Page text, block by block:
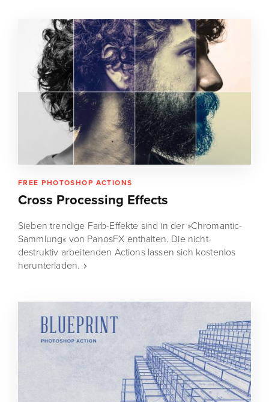
FREE PHOTOSHOP ACTIONS
Cross Processing Effects
Sieben trendige Farb-Effekte sind in der »Chromantic-
Sammlung« von PanosFX enthalten. Die nicht-
destruktiv arbeitenden Actions lassen sich kostenlos
herunterladen.